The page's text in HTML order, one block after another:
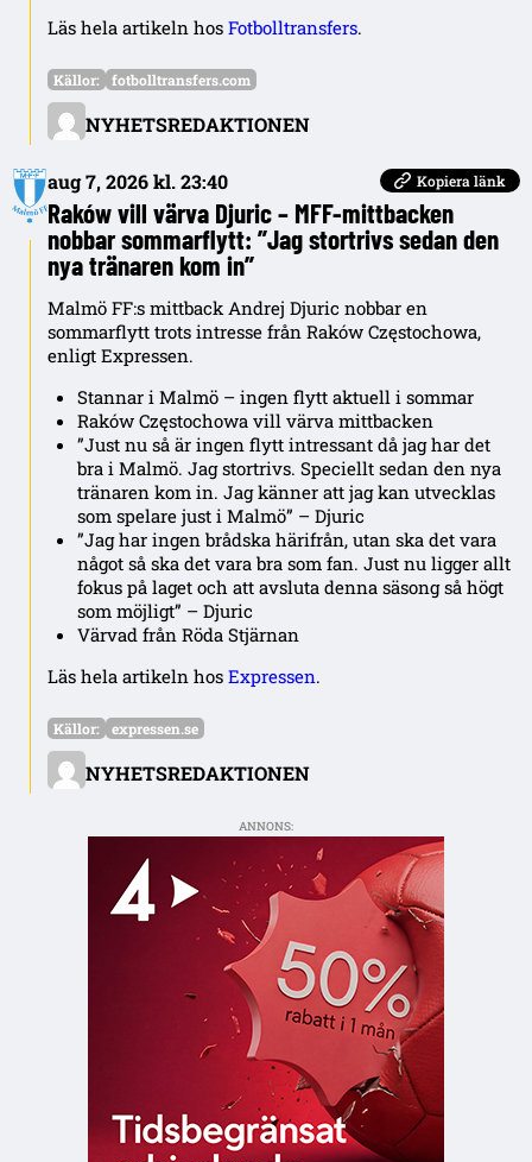
Läs hela artikeln hos Fotbolltransfers.
NYHETSREDAKTIONEN
Källor: fotbolltransfers.com
aug 7, 2026 kl. 23:40 Kopiera länk
Raków vill värva Djuric – MFF-mittbacken
nobbar sommarflytt: ”Jag stortrivs sedan den
nya tränaren kom in”
Malmö FF:s mittback Andrej Djuric nobbar en
sommarflytt trots intresse från Raków Częstochowa,
enligt Expressen.
Stannar i Malmö – ingen flytt aktuell i sommar
Raków Częstochowa vill värva mittbacken
”Just nu så är ingen flytt intressant då jag har det
bra i Malmö. Jag stortrivs. Speciellt sedan den nya
tränaren kom in. Jag känner att jag kan utvecklas
som spelare just i Malmö” – Djuric
”Jag har ingen brådska härifrån, utan ska det vara
något så ska det vara bra som fan. Just nu ligger allt
fokus på laget och att avsluta denna säsong så högt
som möjligt” – Djuric
Värvad från Röda Stjärnan
Läs hela artikeln hos Expressen.
NYHETSREDAKTIONEN
Källor: expressen.se
ANNONS: